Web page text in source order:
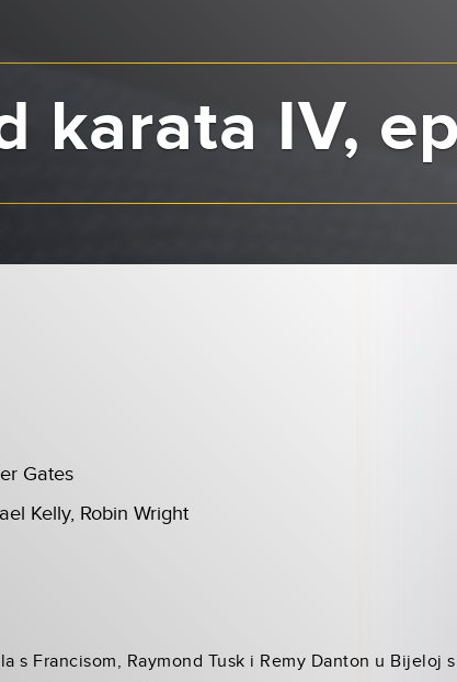
karata IV,
Gates
Kelly, Robin Wright
s Francisom, Raymond Tusk i Remy Danton u Bijeloj